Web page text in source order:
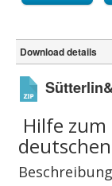
Geschichte
Publikationen
Shop
Download details
Hilfe zum
Beschreibung